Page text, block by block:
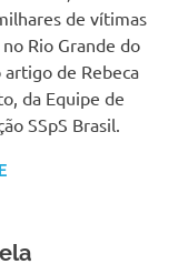
de vítimas
Rio Grande do
artigo de Rebeca
da Equipe de
SSpS Brasil.